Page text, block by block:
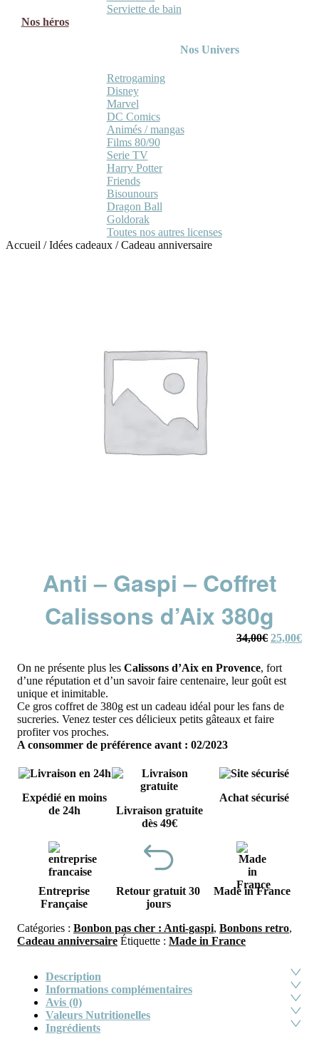
Serviette de bain
Nos héros
Nos Univers
Retrogaming
Disney
Marvel
DC Comics
Animés / mangas
Films 80/90
Serie TV
Harry Potter
Friends
Bisounours
Dragon Ball
Goldorak
Toutes nos autres licenses
Accueil /Idées cadeaux /Cadeau anniversaire
Anti – Gaspi – Coffret
Calissons d’Aix 380g
34,00€ Le
initial
était :
34,00€.
25,00€Le
On ne présente plus les Calissons d’Aix en Provence, fort
d’une réputation et d’un savoir faire centenaire, leur goût est
unique et inimitable.
Ce gros coffret de 380g est un cadeau idéal pour les fans de
sucreries. Venez tester ces délicieux petits gâteaux et faire
profiter vos proches.
A consommer de préférence avant : 02/2023
Expédié en moins
de 24h
Livraison gratuite
dès 49€
Achat sécurisé
Entreprise
Française
Retour gratuit 30
jours
Made in France
Catégories : Bonbon pas cher : Anti-gaspi, Bonbons retro,
Cadeau anniversaire Étiquette : Made in France
Description
Informations complémentaires
Avis (0)
Valeurs Nutritionelles
Ingrédients